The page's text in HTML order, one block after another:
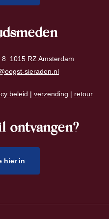
8 1015 RZ Amsterdam
sieraden.nl
beleid | verzending | retour
ontvangen?
hier in